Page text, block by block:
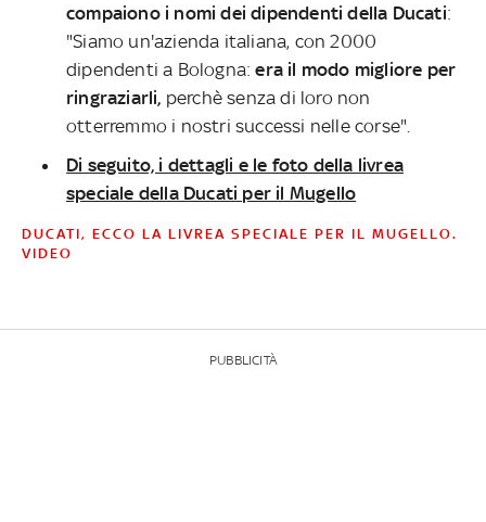
compaiono i nomi dei dipendenti della Ducati:
"Siamo un'azienda italiana, con 2000
dipendenti a Bologna:era il modo migliore per
ringraziarli, perchè senza di loro non
otterremmo i nostri successi nelle corse".
Di seguito, i dettagli e le foto della livrea
speciale della Ducati per il Mugello
DUCATI, ECCO LA LIVREA SPECIALE PER IL MUGELLO.
VIDEO
PUBBLICITÀ